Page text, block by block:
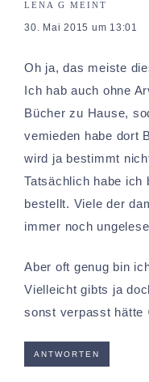
LENA G MEINT
30. Mai 2015 um 13:01
Oh ja, das meiste
Ich hab auch ohne
Bücher zu Hause,
vemieden habe dort
wird ja bestimmt
Tatsächlich habe ich
bestellt. Viele der
immer noch
Aber oft genug bin
Vielleicht gibts ja
sonst verpasst hätte
ANTWORTEN